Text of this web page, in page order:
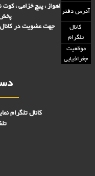
آدرس دفتراهواز ، پیچ خزامی ،
پخش
کانال
تلگرام
جهت عضویت در کانال
موقعیت
جغرافیایی
کانال تلگرام